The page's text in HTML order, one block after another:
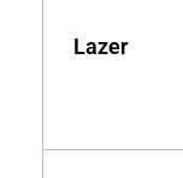
Lazer